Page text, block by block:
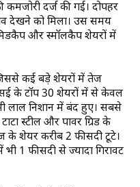
दर्ज की गई। दोपहर
देखने को मिला। उस समय
और स्मॉलकैप शेयरों में
कई बड़े शेयरों में तेज
के टॉप 30 शेयरों में से केवल
लाल निशान में बंद हुए। सबसे
स्टील और पावर ग्रिड के
के शेयर करीब 2 फीसदी टूटे।
भी 1 फीसदी से ज्यादा गिरावट